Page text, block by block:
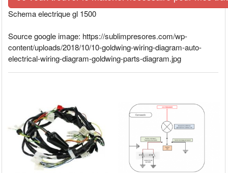
Schema electrique gl 1500
Source google image: https://sublimpresores.com/wp-
content/uploads/2018/10/10-goldwing-wiring-diagram-auto-
electrical-wiring-diagram-goldwing-parts-diagram.jpg